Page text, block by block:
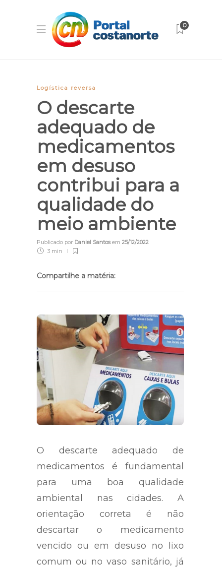
0
Logística reversa
O descarte
adequado de
medicamentos
em desuso
contribui para a
qualidade do
meio ambiente
Publicado por Daniel Santosem 25/12/2022
3 min
Compartilhe a matéria:
O descarte adequado de
medicamentos é fundamental
para uma boa qualidade
ambiental nas cidades. A
orientação correta é não
descartar o medicamento
vencido ou em desuso no lixo
comum ou no vaso sanitário, já